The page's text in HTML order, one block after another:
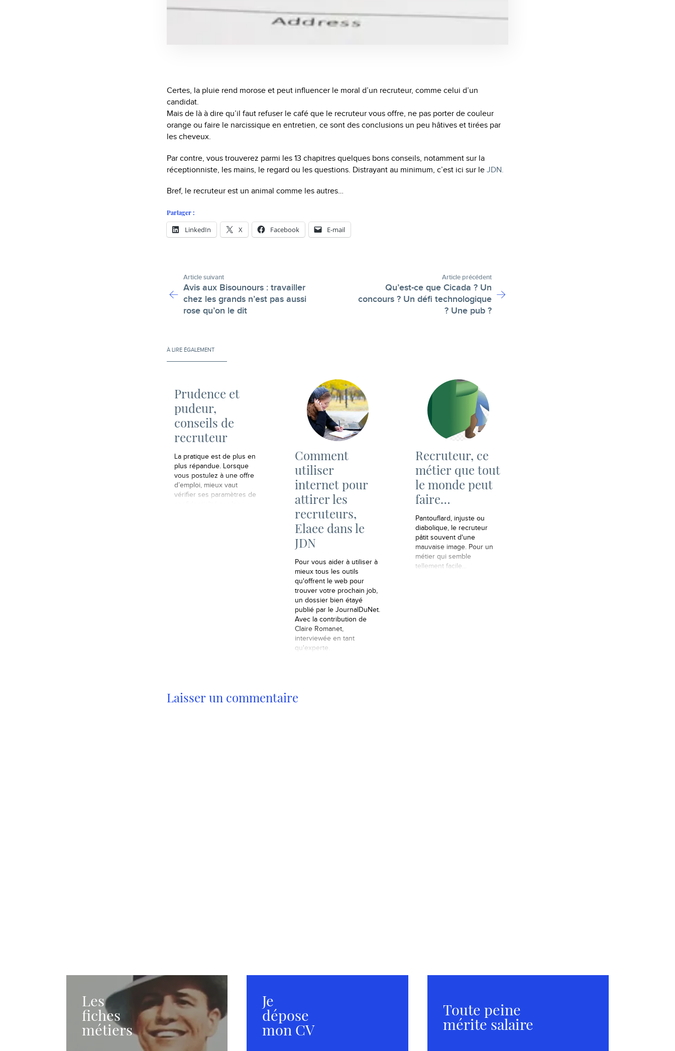
Certes, la pluie rend morose et peut influencer le moral d’un recruteur, comme celui d’un
candidat.
Mais de là à dire qu’il faut refuser le café que le recruteur vous offre, ne pas porter de couleur
orange ou faire le narcissique en entretien, ce sont des conclusions un peu hâtives et tirées par
les cheveux.
Par contre, vous trouverez parmi les 13 chapitres quelques bons conseils, notamment sur la
réceptionniste, les mains, le regard ou les questions. Distrayant au minimum, c’est ici sur le JDN.
Bref, le recruteur est un animal comme les autres…
Partager :
LinkedIn X Facebook E-mail
Article suivant
Avis aux Bisounours : travailler
chez les grands n’est pas aussi
rose qu’on le dit
Article précédent
Qu’est-ce que Cicada ? Un
concours ? Un défi technologique
? Une pub ?
À LIRE ÉGALEMENT
Prudence et
pudeur,
conseils de
recruteur
La pratique est de plus en
plus répandue. Lorsque
vous postulez à une offre
d’emploi, mieux vaut
vérifier ses paramètres de
Comment
utiliser
internet pour
attirer les
recruteurs,
Elaee dans le
JDN
Pour vous aider à utiliser à
mieux tous les outils
qu'offrent le web pour
trouver votre prochain job,
un dossier bien étayé
publié par le JournalDuNet.
Avec la contribution de
Claire Romanet,
interviewée en tant
qu'experte.
Recruteur, ce
métier que tout
le monde peut
faire…
Pantouflard, injuste ou
diabolique, le recruteur
pâtit souvent d'une
mauvaise image. Pour un
métier qui semble
tellement facile...
Laisser un commentaire
Les
fiches
métiers
Je
dépose
mon CV
Toute peine
mérite salaire